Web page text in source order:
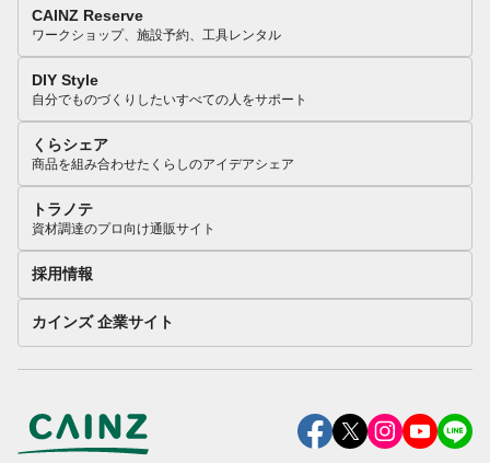
CAINZ Reserve
ワークショップ、施設予約、工具レンタル
DIY Style
自分でものづくりしたいすべての人をサポート
くらシェア
商品を組み合わせたくらしのアイデアシェア
トラノテ
資材調達のプロ向け通販サイト
採用情報
カインズ 企業サイト